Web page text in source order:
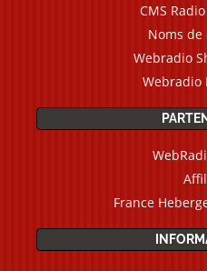
CMS
Noms
Webradio
Webradio
France